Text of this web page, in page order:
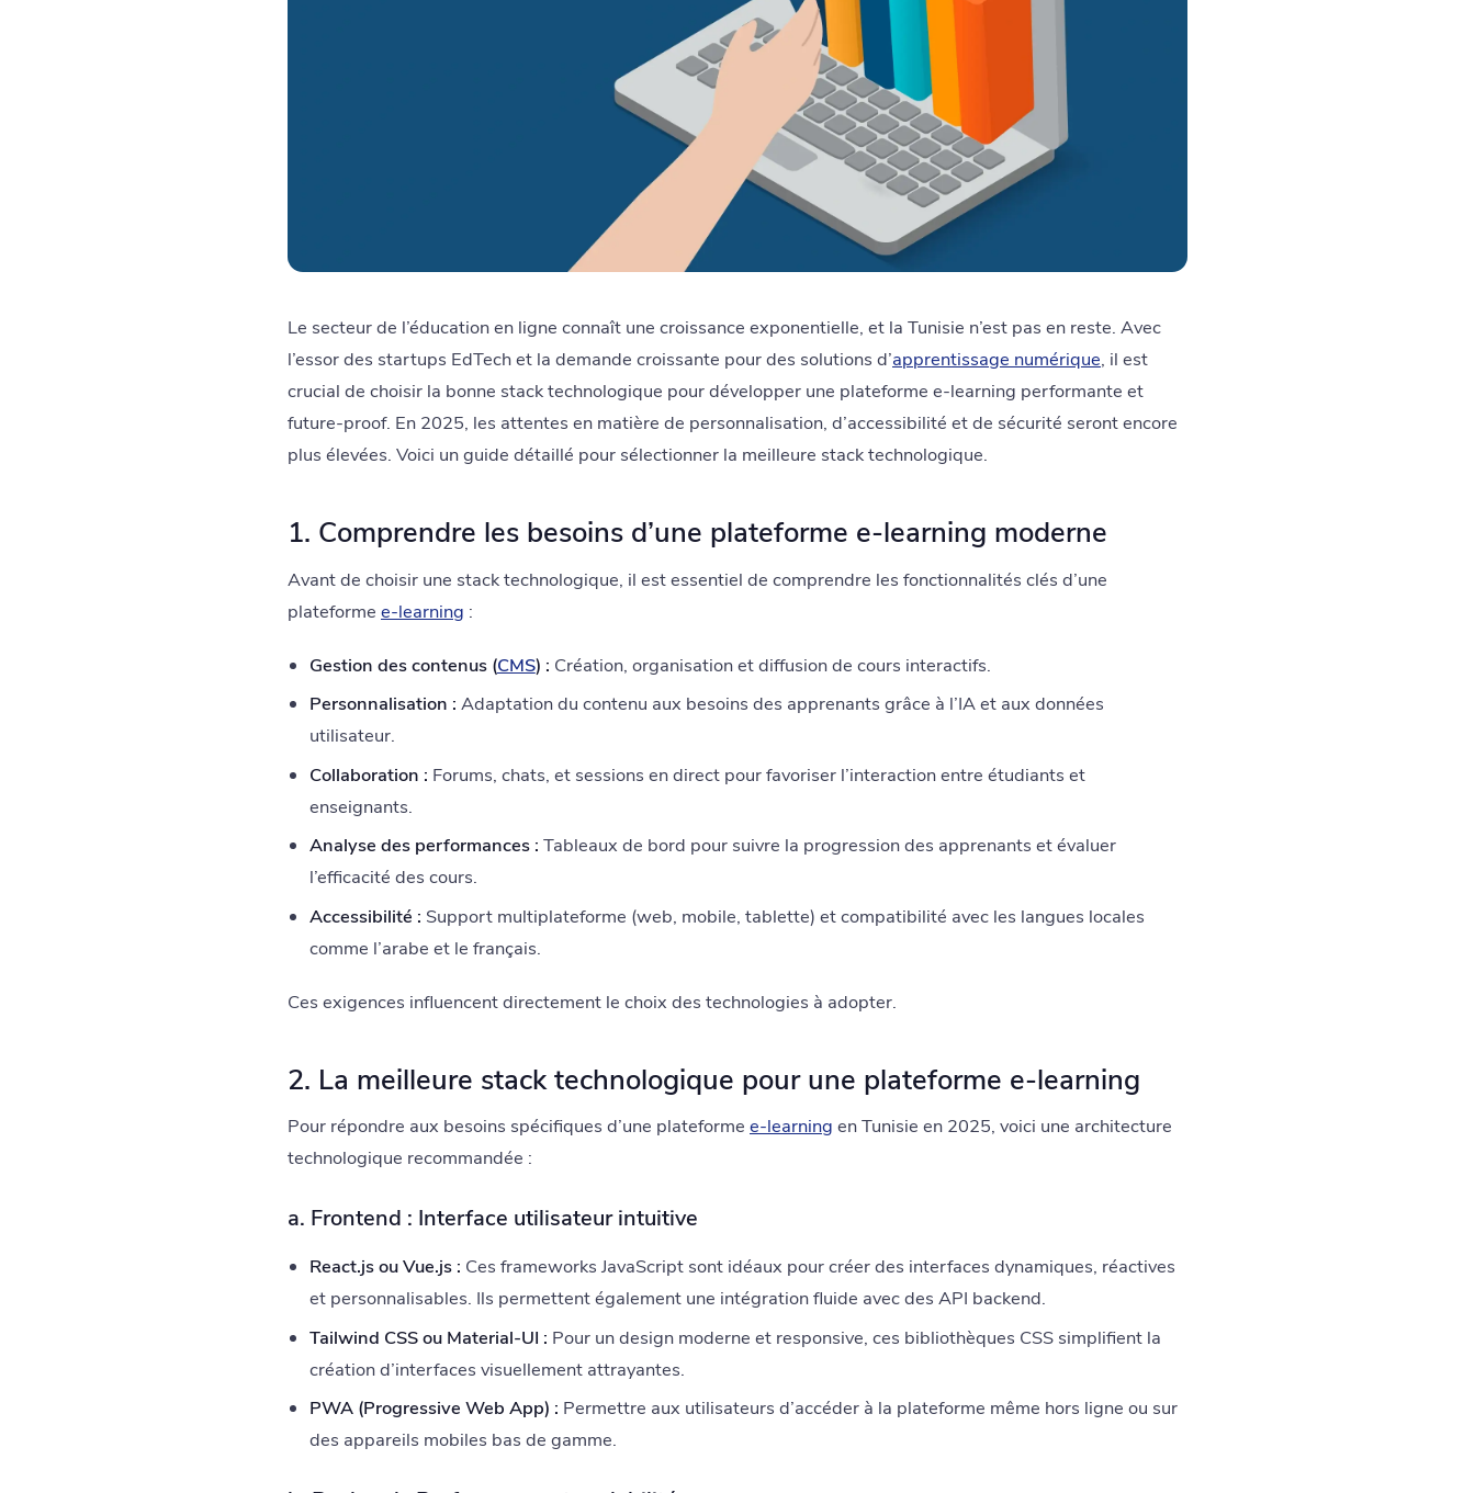
Le secteur de l’éducation en ligne connaît une croissance exponentielle, et la Tunisie n’est pas en reste. Avec
l’essor des startups EdTech et la demande croissante pour des solutions d’apprentissage numérique, il est
crucial de choisir la bonne stack technologique pour développer une plateforme e-learning performante et
future-proof. En 2025, les attentes en matière de personnalisation, d’accessibilité et de sécurité seront encore
plus élevées. Voici un guide détaillé pour sélectionner la meilleure stack technologique.
1. Comprendre les besoins d’une plateforme e-learning moderne
Avant de choisir une stack technologique, il est essentiel de comprendre les fonctionnalités clés d’une
plateforme e-learning :
Gestion des contenus (CMS) : Création, organisation et diffusion de cours interactifs.
Personnalisation : Adaptation du contenu aux besoins des apprenants grâce à l’IA et aux données
utilisateur.
Collaboration : Forums, chats, et sessions en direct pour favoriser l’interaction entre étudiants et
enseignants.
Analyse des performances : Tableaux de bord pour suivre la progression des apprenants et évaluer
l’efficacité des cours.
Accessibilité : Support multiplateforme (web, mobile, tablette) et compatibilité avec les langues locales
comme l’arabe et le français.
Ces exigences influencent directement le choix des technologies à adopter.
2. La meilleure stack technologique pour une plateforme e-learning
Pour répondre aux besoins spécifiques d’une plateforme e-learning en Tunisie en 2025, voici une architecture
technologique recommandée :
a. Frontend : Interface utilisateur intuitive
React.js ou Vue.js : Ces frameworks JavaScript sont idéaux pour créer des interfaces dynamiques, réactives
et personnalisables. Ils permettent également une intégration fluide avec des API backend.
Tailwind CSS ou Material-UI : Pour un design moderne et responsive, ces bibliothèques CSS simplifient la
création d’interfaces visuellement attrayantes.
PWA (Progressive Web App) : Permettre aux utilisateurs d’accéder à la plateforme même hors ligne ou sur
des appareils mobiles bas de gamme.